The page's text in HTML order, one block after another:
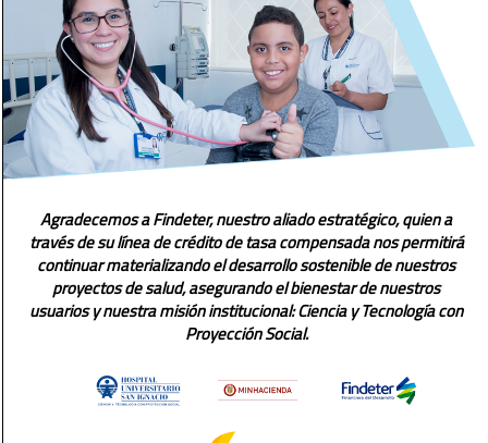
Agradecemos a Findeter, nuestro aliado estratégico, quien a
través de su línea de crédito de tasa compensada nos permitirá
continuar materializando el desarrollo sostenible de nuestros
proyectos de salud, asegurando el bienestar de nuestros
usuarios y nuestra misión institucional: Ciencia y Tecnología con
Proyección Social.